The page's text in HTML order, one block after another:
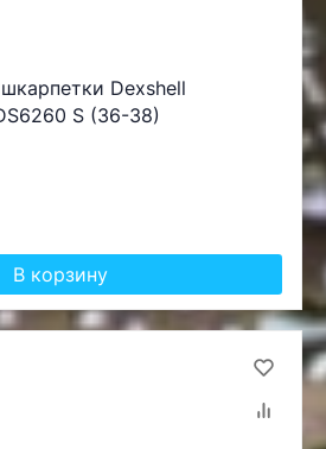
Dexshell
S (36-38)
В корзину